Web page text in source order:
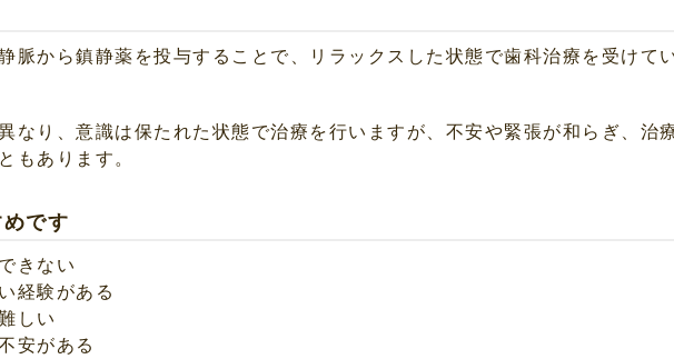
脈から鎮静薬を投与することで、リラックスした状態で歯科治療を受けて
なり、意識は保たれた状態で治療を行いますが、不安や緊張が和らぎ、治
もあります。
です
きない
経験がある
しい
安がある